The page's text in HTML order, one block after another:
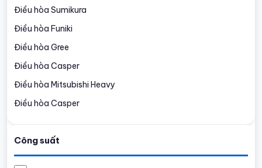
Điều hòa Sumikura
Điều hòa Funiki
Điều hòa Gree
Điều hòa Casper
Điều hòa Mitsubishi Heavy
Điều hòa Casper
Công suất